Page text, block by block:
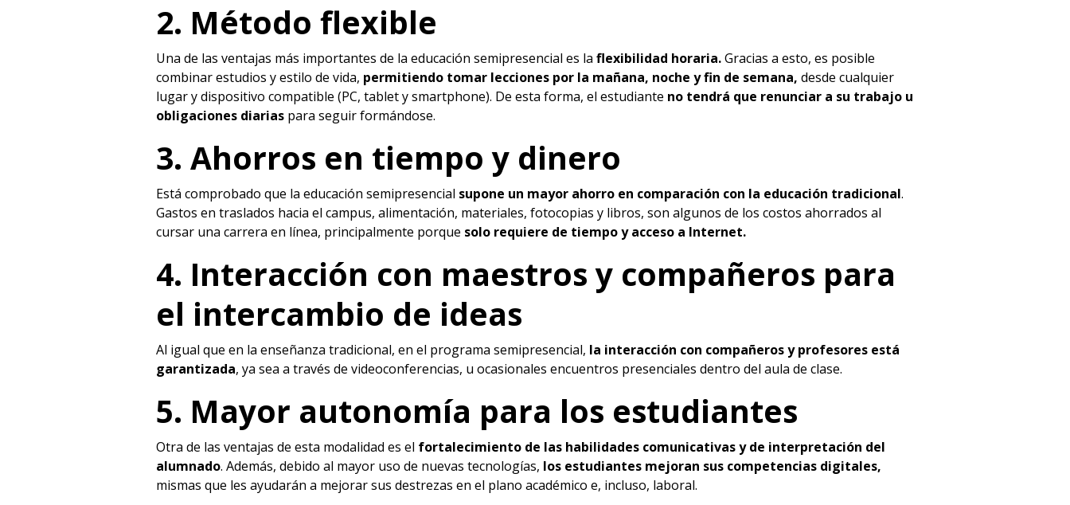
2. Método flexible
Una de las ventajas más importantes de la educación semipresencial es la flexibilidad horaria.Gracias a esto, es posible
combinar estudios y estilo de vida, permitiendo tomar lecciones por la mañana, noche y fin de semana, desde cualquier
lugar y dispositivo compatible (PC, tablet y smartphone). De esta forma, el estudiante no tendrá que renunciar a su trabajo u
obligaciones diarias para seguir formándose.
3. Ahorros en tiempo y dinero
Está comprobado que la educación semipresencial supone un mayor ahorro en comparación con la educación tradicional.
Gastos en traslados hacia el campus, alimentación, materiales, fotocopias y libros, son algunos de los costos ahorrados al
cursar una carrera en línea, principalmente porque solo requiere de tiempo y acceso a Internet.
4. Interacción con maestros y compañeros para
el intercambio de ideas
Al igual que en la enseñanza tradicional, en el programa semipresencial, la interacción con compañeros y profesores está
garantizada, ya sea a través de videoconferencias, u ocasionales encuentros presenciales dentro del aula de clase.
5. Mayor autonomía para los estudiantes
Otra de las ventajas de esta modalidad es el fortalecimiento de las habilidades comunicativas y de interpretación del
alumnado. Además, debido al mayor uso de nuevas tecnologías, los estudiantes mejoran sus competencias digitales,
mismas que les ayudarán a mejorar sus destrezas en el plano académico e, incluso, laboral.